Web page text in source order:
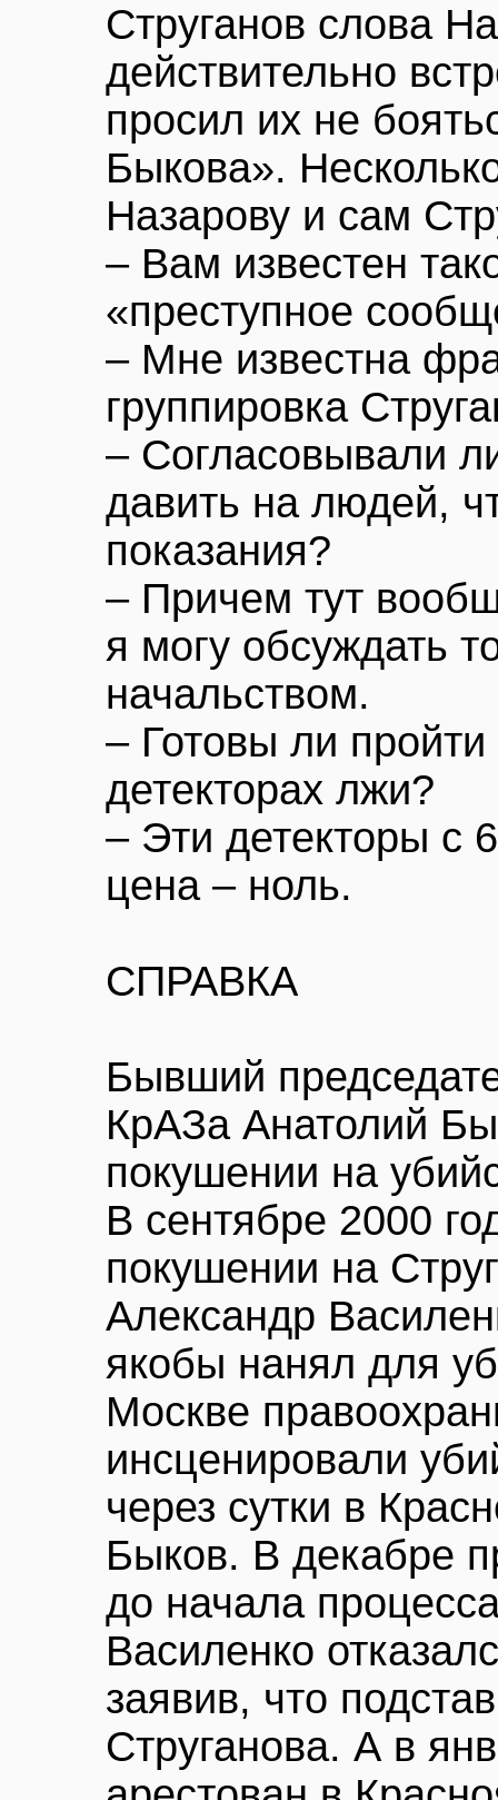
Струганов слова
действительно
просил их не
Быкова».
Назарову и сам
– Вам известен
«преступное
– Мне известна
группировка
– Согласовывали
давить на людей,
показания?
– Причем тут
я могу обсуждать
начальством.
– Готовы ли
детекторах лжи?
– Эти детекторы с
цена – ноль.
СПРАВКА
Бывший
КрАЗа Анатолий
покушении на
В сентябре 2000
покушении на
Александр
якобы нанял для
Москве
инсценировали
через сутки в
Быков. В декабре
до начала
Василенко
заявив, что
Струганова. А в